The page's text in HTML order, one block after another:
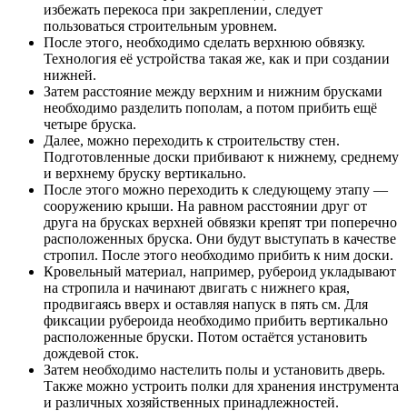
избежать перекоса при закреплении, следует
пользоваться строительным уровнем.
После этого, необходимо сделать верхнюю обвязку.
Технология её устройства такая же, как и при создании
нижней.
Затем расстояние между верхним и нижним брусками
необходимо разделить пополам, а потом прибить ещё
четыре бруска.
Далее, можно переходить к строительству стен.
Подготовленные доски прибивают к нижнему, среднему
и верхнему бруску вертикально.
После этого можно переходить к следующему этапу —
сооружению крыши. На равном расстоянии друг от
друга на брусках верхней обвязки крепят три поперечно
расположенных бруска. Они будут выступать в качестве
стропил. После этого необходимо прибить к ним доски.
Кровельный материал, например, рубероид укладывают
на стропила и начинают двигать с нижнего края,
продвигаясь вверх и оставляя напуск в пять см. Для
фиксации рубероида необходимо прибить вертикально
расположенные бруски. Потом остаётся установить
дождевой сток.
Затем необходимо настелить полы и установить дверь.
Также можно устроить полки для хранения инструмента
и различных хозяйственных принадлежностей.